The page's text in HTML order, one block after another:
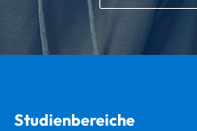
Studienbereiche